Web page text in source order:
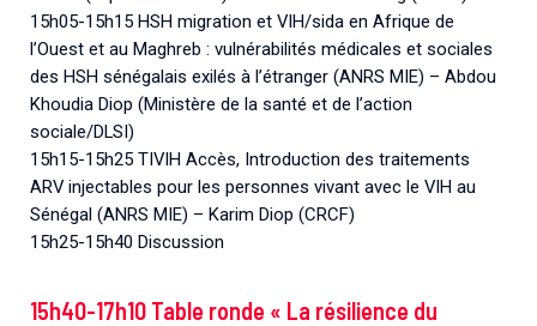
15h05-15h15 HSH migration et VIH/sida en Afrique de
l’Ouest et au Maghreb : vulnérabilités médicales et sociales
des HSH sénégalais exilés à l’étranger (ANRS MIE) – Abdou
Khoudia Diop (Ministère de la santé et de l’action
sociale/DLSI)
15h15-15h25 TIVIH Accès, Introduction des traitements
ARV injectables pour les personnes vivant avec le VIH au
Sénégal (ANRS MIE) – Karim Diop (CRCF)
15h25-15h40 Discussion
15h40-17h10 Table ronde « La résilience du